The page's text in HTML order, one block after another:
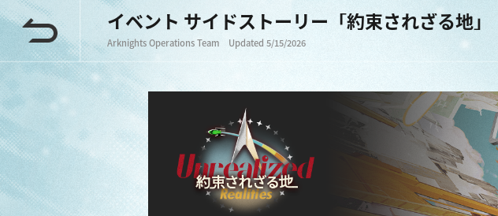
イベント サイドストーリー「約束されざる地」
Arknights Operations Team Updated 5/15/2026